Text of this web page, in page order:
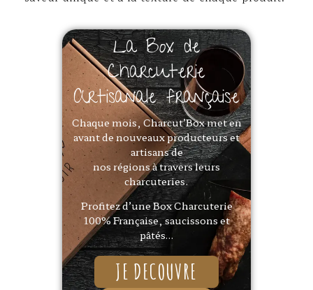
La Box de
Charcuterie
Artisanale française
Chaque mois, Charcut’Box met en
avant de nouveaux producteurs et
artisans de
nos régions à travers leurs
charcuteries.
Profitez d’une Box Charcuterie
100% Française, saucissons et
pâtés…
JE DECOUVRE